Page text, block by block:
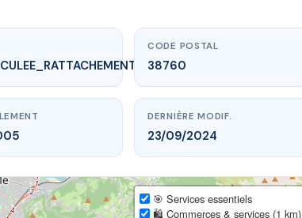
CODE POSTAL
38760
DERNIÈRE MODIF.
23/09/2024
🎯 Services essentiels
🛍️ Commerces & services (1 km)